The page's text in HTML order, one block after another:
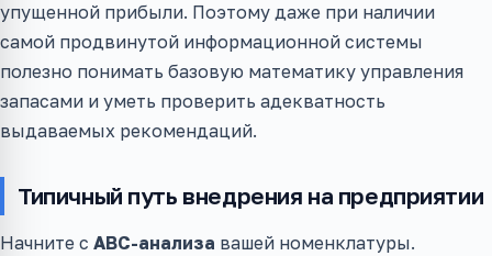
упущенной прибыли. Поэтому даже при наличии
самой продвинутой информационной системы
полезно понимать базовую математику управления
запасами и уметь проверить адекватность
выдаваемых рекомендаций.
Типичный путь внедрения на предприятии
Начните с ABC-анализа вашей номенклатуры.